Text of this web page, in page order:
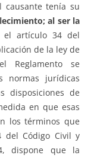
tenía su
al ser la
el artículo 34 del
de la ley de
Reglamento se
normas jurídicas
disposiciones de
en que esas
los términos que
del Código Civil y
dispone que la